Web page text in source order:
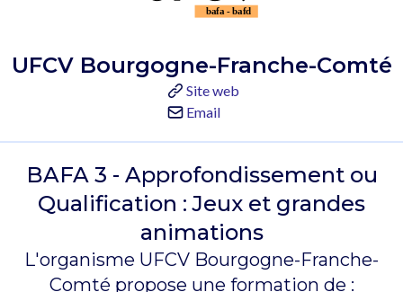
UFCV Bourgogne-Franche-Comté
Site web
Email
BAFA 3 - Approfondissement ou
Qualification : Jeux et grandes
animations
L'organisme UFCV Bourgogne-Franche-
Comté propose une formation de :